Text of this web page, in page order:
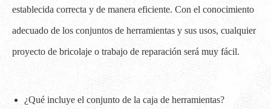
establecida correcta y de manera eficiente. Con el conocimiento
adecuado de los conjuntos de herramientas y sus usos, cualquier
proyecto de bricolaje o trabajo de reparación será muy fácil.
¿Qué incluye el conjunto de la caja de herramientas?